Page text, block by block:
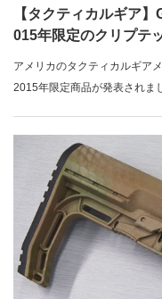
【タクティカルギア
015年限定のクリプテ
アメリカのタクティカルギア
2015年限定商品が発表されま